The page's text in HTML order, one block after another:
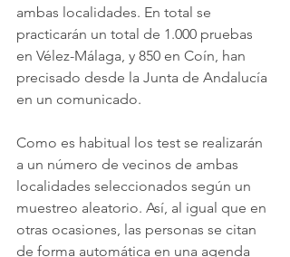
ambas localidades. En total se
practicarán un total de 1.000 pruebas
en Vélez-Málaga, y 850 en Coín, han
precisado desde la Junta de Andalucía
en un comunicado.
Como es habitual los test se realizarán
a un número de vecinos de ambas
localidades seleccionados según un
muestreo aleatorio. Así, al igual que en
otras ocasiones, las personas se citan
de forma automática en una agenda